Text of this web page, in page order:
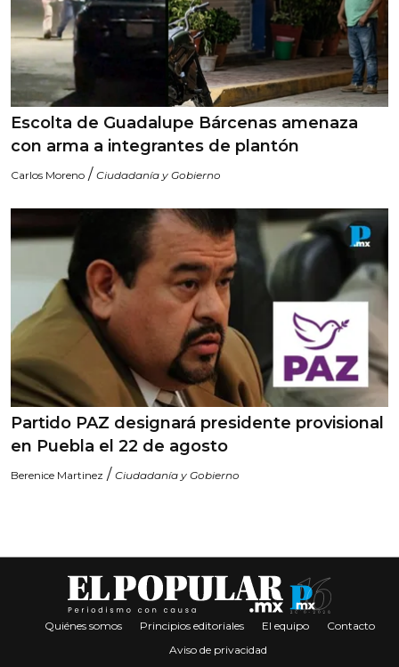
Escolta de Guadalupe Bárcenas amenaza
con arma a integrantes de plantón
Carlos Moreno / Ciudadanía y Gobierno
Partido PAZ designará presidente provisional
en Puebla el 22 de agosto
Berenice Martinez / Ciudadanía y Gobierno
Quiénes somos Principios editoriales El equipo
Contacto
Aviso de privacidad